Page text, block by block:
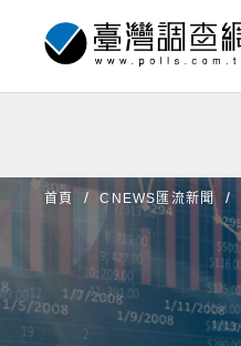
首頁 CNEWS匯流新聞